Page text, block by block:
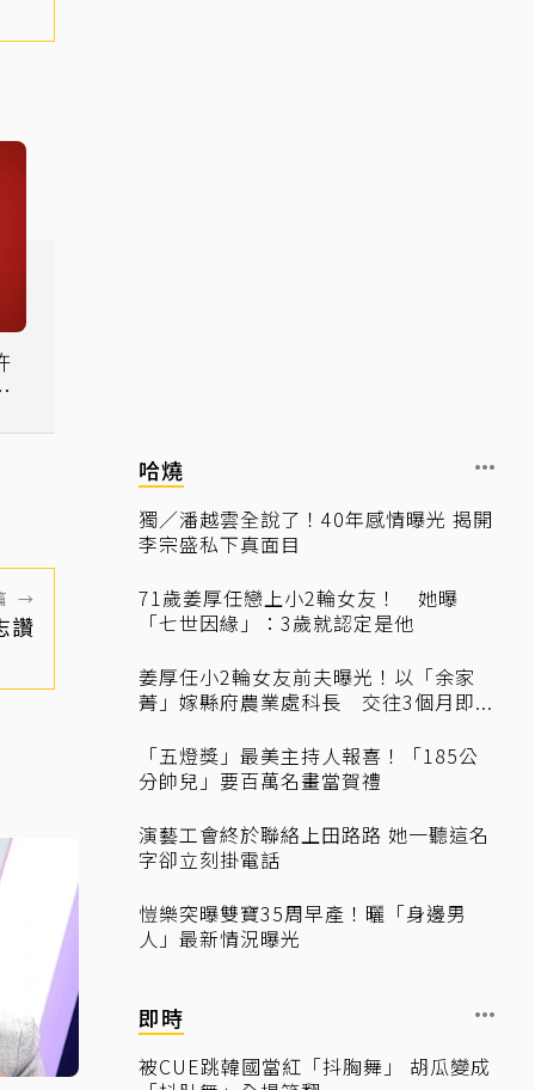
→
讚
哈燒
獨／潘越雲全說了！40年感情曝光 揭開
李宗盛私下真面目
71歲姜厚任戀上小2輪女友！ 她曝
「七世因緣」：3歲就認定是他
姜厚任小2輪女友前夫曝光！以「余家
菁」嫁縣府農業處科長 交往3個月即...
「五燈獎」最美主持人報喜！「185公
分帥兒」要百萬名畫當賀禮
演藝工會終於聯絡上田路路 她一聽這名
字卻立刻掛電話
愷樂突曝雙寶35周早產！曬「身邊男
人」最新情況曝光
即時
被CUE跳韓國當紅「抖胸舞」 胡瓜變成